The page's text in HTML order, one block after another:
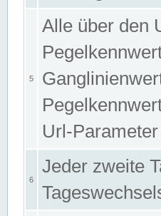
5
Alle über den
Url-Parameter
6
Jeder zweite